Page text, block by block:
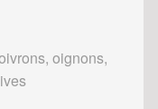
oignons,